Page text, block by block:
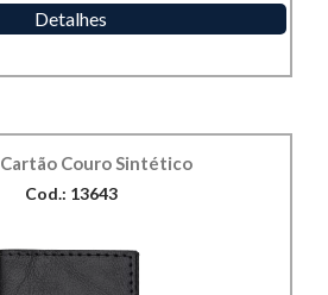
Detalhes
Couro Sintético
Cod.: 13643